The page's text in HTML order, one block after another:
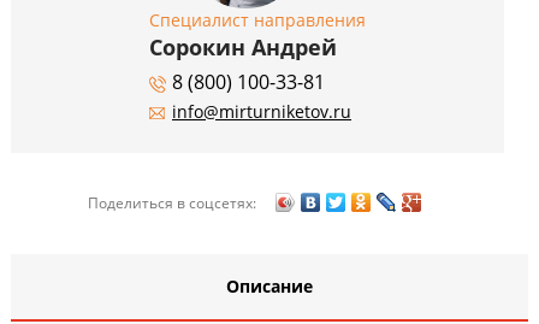
Специалист направления
Сорокин Андрей
8 (800) 100-33-81
info@mirturniketov.ru
Поделиться в соцсетях:
Описание